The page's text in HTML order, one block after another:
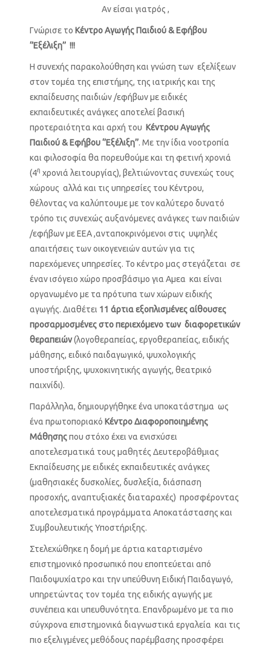
Αν είσαι γιατρός ,
Γνώρισε το Κέντρο Αγωγής Παιδιού & Εφήβου
‘’Εξέλιξη’’ !!!
Η συνεχής παρακολούθηση και γνώση των εξελίξεων
στον τομέα της επιστήμης, της ιατρικής και της
εκπαίδευσης παιδιών /εφήβων με ειδικές
εκπαιδευτικές ανάγκες αποτελεί βασική
προτεραιότητα και αρχή του Κέντρου Αγωγής
Παιδιού & Εφήβου ‘’Εξέλιξη’’. Με την ίδια νοοτροπία
και φιλοσοφία θα πορευθούμε και τη φετινή χρονιά
(4η χρονιά λειτουργίας), βελτιώνοντας συνεχώς τους
χώρους αλλά και τις υπηρεσίες του Κέντρου,
θέλοντας να καλύπτουμε με τον καλύτερο δυνατό
τρόπο τις συνεχώς αυξανόμενες ανάγκες των παιδιών
/εφήβων με ΕΕΑ ,ανταποκρινόμενοι στις υψηλές
απαιτήσεις των οικογενειών αυτών για τις
παρεχόμενες υπηρεσίες. Το κέντρο μας στεγάζεται σε
έναν ισόγειο χώρο προσβάσιμο για Αμεα και είναι
οργανωμένο με τα πρότυπα των χώρων ειδικής
αγωγής. Διαθέτει 11 άρτια εξοπλισμένες αίθουσες
προσαρμοσμένες στο περιεχόμενο των διαφορετικών
θεραπειών(λογοθεραπείας, εργοθεραπείας, ειδικής
μάθησης, ειδικό παιδαγωγικό, ψυχολογικής
υποστήριξης, ψυχοκινητικής αγωγής, θεατρικό
παιχνίδι).
Παράλληλα, δημιουργήθηκε ένα υποκατάστημα ως
ένα πρωτοποριακό Κέντρο Διαφοροποιημένης
Μάθησηςπου στόχο έχει να ενισχύσει
αποτελεσματικά τους μαθητές Δευτεροβάθμιας
Εκπαίδευσης με ειδικές εκπαιδευτικές ανάγκες
(μαθησιακές δυσκολίες, δυσλεξία, διάσπαση
προσοχής, αναπτυξιακές διαταραχές) προσφέροντας
αποτελεσματικά προγράμματα Αποκατάστασης και
Συμβουλευτικής Υποστήριξης.
Στελεχώθηκε η δομή με άρτια καταρτισμένο
επιστημονικό προσωπικό που εποπτεύεται από
Παιδοψυχίατρο και την υπεύθυνη Ειδική Παιδαγωγό,
υπηρετώντας τον τομέα της ειδικής αγωγής με
συνέπεια και υπευθυνότητα. Επανδρωμένο με τα πιο
σύγχρονα επιστημονικά διαγνωστικά εργαλεία και τις
πιο εξελιγμένες μεθόδους παρέμβασης προσφέρει